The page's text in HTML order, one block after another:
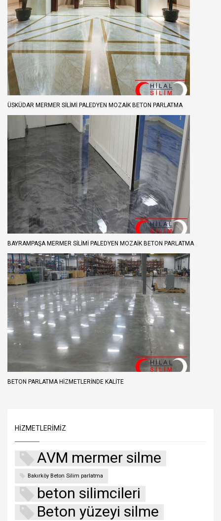
ÜSKÜDAR MERMER SILIMI PALEDYEN MOZAIK BETON PARLATMA
BAYRAMPAŞA MERMER SILIMI PALEDYEN MOZAIK BETON PARLATMA
BETON PARLATMA HIZMETLERINDE KALITE
HIZMETLERIMIZ
AVM mermer silme
Bakırköy Beton Silim parlatma
beton silimcileri
Beton yüzeyi silme